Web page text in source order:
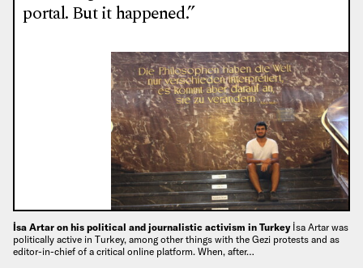
portal. But it happened.”
İsa Artar on his political and journalistic activism in Turkey İsa Artar was
politically active in Turkey, among other things with the Gezi protests and as
editor-in-chief of a critical online platform. When, after…